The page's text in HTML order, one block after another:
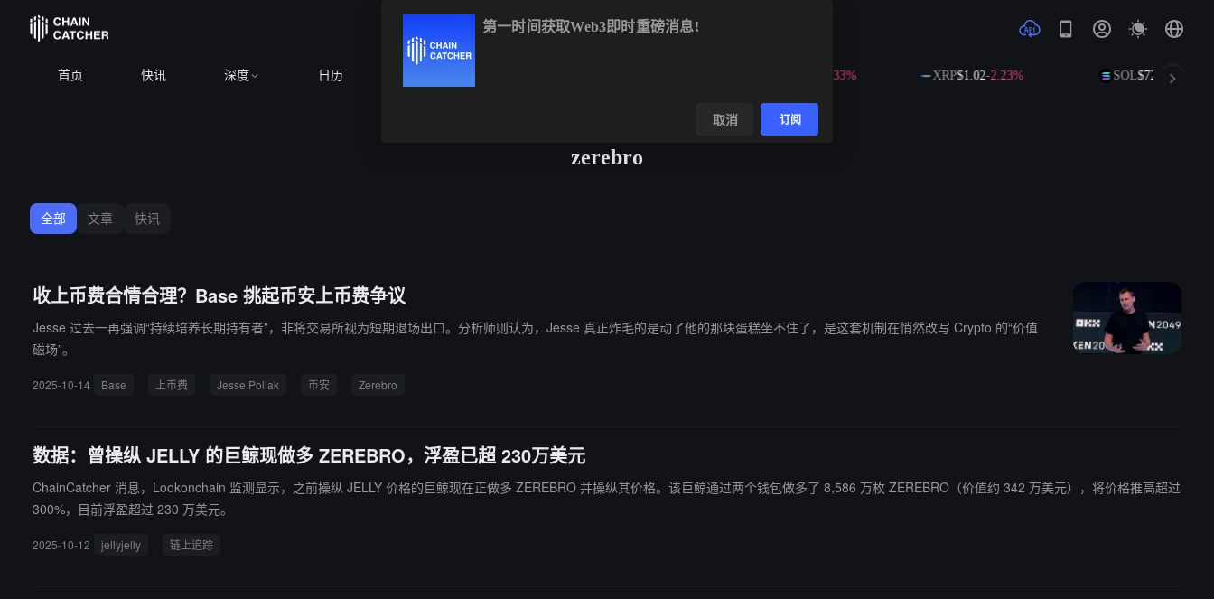
首页 快讯 深度 日历 XRP$1.02-2.23% SOL$72.78-1.60%
zerebro
全部 文章 快讯
收上币费合情合理？Base 挑起币安上币费争议
Jesse 过去一再强调“持续培养长期持有者”，非将交易所视为短期退场出口。分析师则认为，Jesse 真正炸毛的是动了他的那块蛋糕坐不住了，是这套机制在悄然改写 Crypto 的“价值
磁场”。
2025-10-14 Base 上币费 Jesse Pollak 币安 Zerebro
数据：曾操纵 JELLY 的巨鲸现做多 ZEREBRO，浮盈已超 230万美元
ChainCatcher 消息，Lookonchain 监测显示，之前操纵 JELLY 价格的巨鲸现在正做多 ZEREBRO 并操纵其价格。该巨鲸通过两个钱包做多了 8,586 万枚 ZEREBRO（价值约 342 万美元），将价格推高超过
300%，目前浮盈超过 230 万美元。
2025-10-12 jellyjelly 链上追踪
第一时间获取Web3即时重磅消息!
取消 订阅